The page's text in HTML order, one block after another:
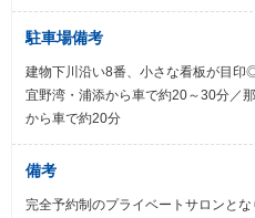
駐車場備考
建物下川沿い8番、小さな看板が目印
宜野湾・浦添から車で約20～30分／
から車で約20分
備考
完全予約制のプライベートサロンと